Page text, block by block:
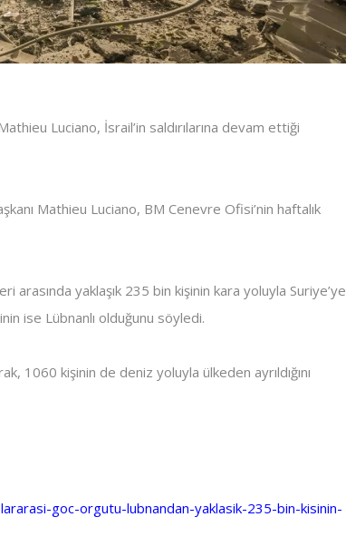
Luciano, İsrail’in saldırılarına devam ettiği
Mathieu Luciano, BM Cenevre Ofisi’nin haftalık
arasında yaklaşık 235 bin kişinin kara yoluyla Suriye’ye
ise Lübnanlı olduğunu söyledi.
1060 kişinin de deniz yoluyla ülkeden ayrıldığını
goc-orgutu-lubnandan-yaklasik-235-bin-kisinin-